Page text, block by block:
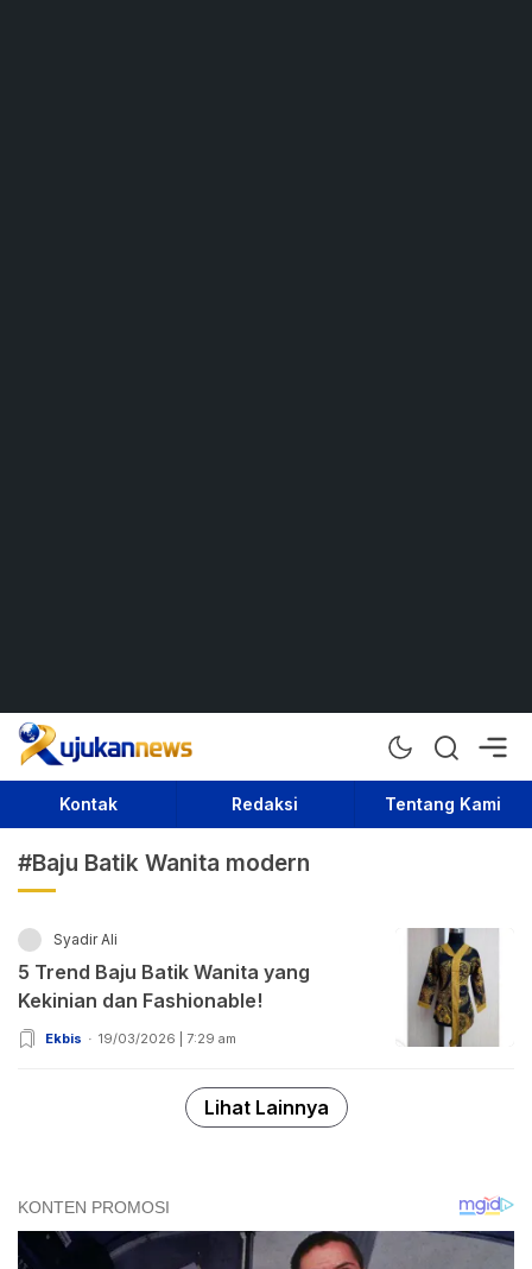
Rujukan News
Satu Rujukan Sejuta Informasi
Kontak Redaksi Tentang Kami
#Baju Batik Wanita modern
Syadir Ali
5 Trend Baju Batik Wanita yang
Kekinian dan Fashionable!
Ekbis 19/03/2026 | 7:29 am
Lihat Lainnya